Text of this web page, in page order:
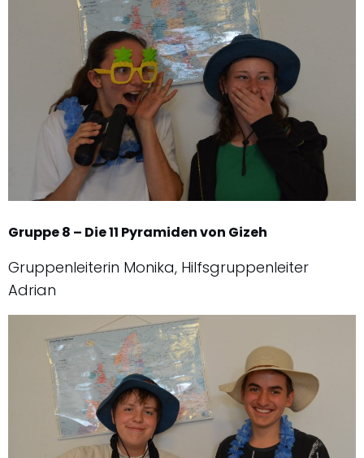
Gruppe 8 – Die 11 Pyramiden von Gizeh
Gruppenleiterin Monika, Hilfsgruppenleiter
Adrian